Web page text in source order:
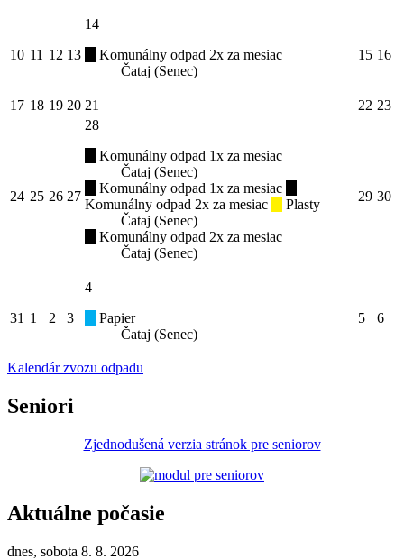
10 11 12 13
14
Komunálny odpad 2x za mesiac
Čataj (Senec)
15 16
17 18 19 20 21 22 23
24 25 26 27
28
Komunálny odpad 1x za mesiac
Čataj (Senec)
Komunálny odpad 1x za mesiac
Komunálny odpad 2x za mesiac
Plasty
Čataj (Senec)
Komunálny odpad 2x za mesiac
Čataj (Senec)
29 30
31 1 2 3
4
Papier
Čataj (Senec)
5 6
Kalendár zvozu odpadu
Seniori
Zjednodušená verzia stránok pre seniorov
Aktuálne počasie
dnes, sobota 8. 8. 2026